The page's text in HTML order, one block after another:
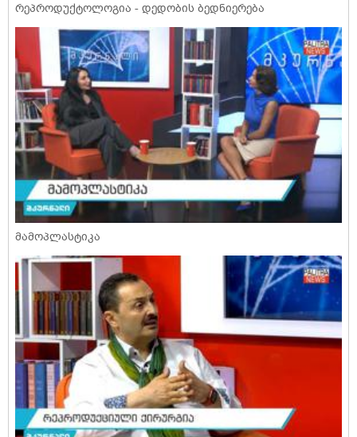
რეპროდუქტოლოგია - დედობის ბედნიერება
მამოპლასტიკა